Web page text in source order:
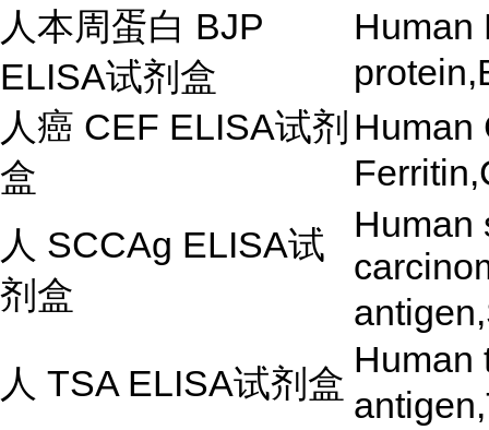
人本周蛋白 BJP
ELISA试剂盒
Human
人癌 CEF ELISA试剂
盒
Human
人 SCCAg ELISA试
剂盒
Human
人 TSA ELISA试剂盒
Human